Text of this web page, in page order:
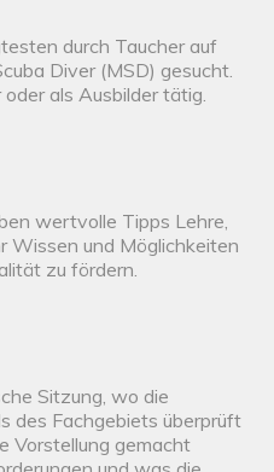
durch Taucher auf
Diver (MSD) gesucht.
als Ausbilder tätig.
wertvolle Tipps Lehre,
Wissen und Möglichkeiten
zu fördern.
Sitzung, wo die
des Fachgebiets überprüft
Vorstellung gemacht